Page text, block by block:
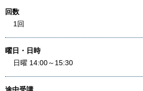
回数
1回
曜日・日時
日曜 14:00～15:30